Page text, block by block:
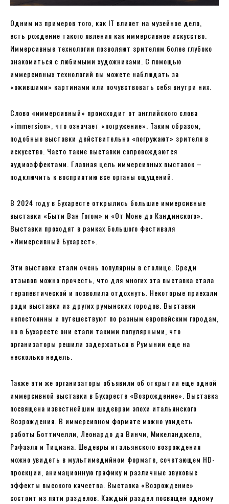
Одним из примеров того, как IT влияет на музейное дело,
есть рождение такого явления как иммерсивное искусство.
Иммерсивные технологии позволяют зрителям более глубоко
знакомиться с любимыми художниками. С помощью
иммерсивных технологий вы можете наблюдать за
«ожившими» картинами или почувствовать себя внутри них.
Слово «иммерсивный» происходит от английского слова
«immersion», что означает «погружение». Таким образом,
подобные выставки действительно «погружают» зрителя в
искусство. Часто такие выставки сопровождаются
аудиоэффектами. Главная цель иммерсивных выставок –
подключить к восприятию все органы ощущений.
В 2024 году в Бухаресте открылись большие иммерсивные
выставки «Быти Ван Гогом» и «От Моне до Кандинского».
Выставки проходят в рамках большого фестиваля
«Иммерсивный Бухарест».
Эти выставки стали очень популярны в столице. Среди
отзывов можно прочесть, что для многих эта выставка стала
терапевтической и позволила отдохнуть. Некоторые приехали
ради выставки из других румынских городов. Выставки
непостоянны и путешествуют по разным европейским городам,
но в Бухаресте они стали такими популярными, что
организаторы решили задержаться в Румынии еще на
несколько недель.
Также эти же организаторы объявили об открытии еще одной
иммерсивной выставки в Бухаресте «Возрождение». Выставка
посвящена известнейшим шедеврам эпохи итальянского
Возрождения. В иммерсивном формате можно увидеть
работы Боттичелли, Леонардо да Винчи, Микеланджело,
Рафаэля и Тициана. Шедевры итальянского возрождения
можно увидеть в мультимедийном формате, сочетающем HD-
проекции, анимационную графику и различные звуковые
эффекты высокого качества. Выставка «Возрождение»
состоит из пяти разделов. Каждый раздел посвящен одному